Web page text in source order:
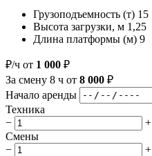
Грузоподъемность (т) 15
Высота загрузки, м 1,25
Длина платформы (м) 9
₽/ч от 1 000 ₽
За смену 8 ч от 8 000 ₽
Начало аренды
Техника
−
+
Смены
−
+